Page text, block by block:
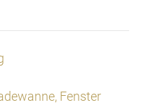
Fenster